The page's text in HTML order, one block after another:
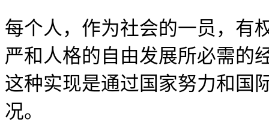
每个人，作为社会的一员，有
严和人格的自由发展所必需的
这种实现是通过国家努力和国
况